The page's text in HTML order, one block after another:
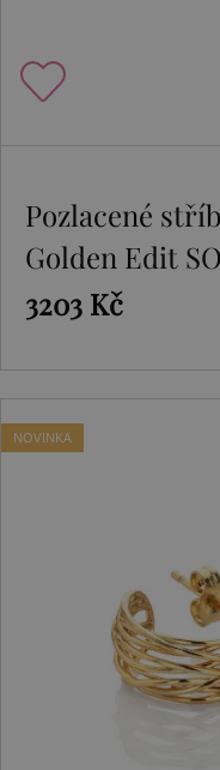
Pozlacené
Golden Edit
3203 Kč
NOVINKA